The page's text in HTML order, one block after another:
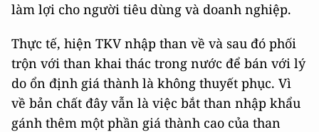
làm lợi cho người tiêu dùng và doanh nghiệp.
Thực tế, hiện TKV nhập than về và sau đó phối
trộn với than khai thác trong nước để bán với lý
do ổn định giá thành là không thuyết phục. Vì
về bản chất đây vẫn là việc bắt than nhập khẩu
gánh thêm một phần giá thành cao của than